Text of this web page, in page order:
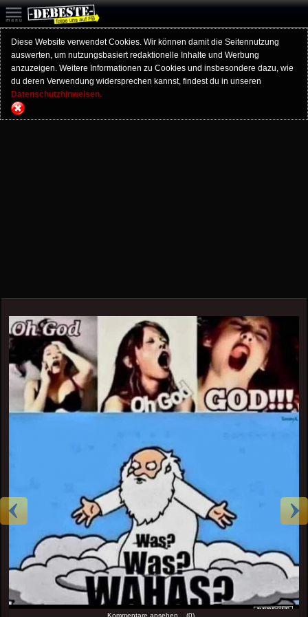
Diese Website verwendet Cookies. Wir können damit die Seitennutzung
auswerten, um nutzungsbasiert redaktionelle Inhalte und Werbung
anzuzeigen. Weitere Informationen zu Cookies und insbesondere dazu, wie
du deren Verwendung widersprechen kannst, findest du in unseren
Datenschutzhinweisen.
Kommentare ansehen... (0)